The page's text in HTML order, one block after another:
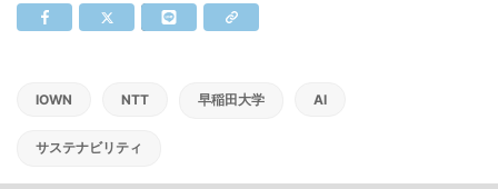
IOWN NTT 早稲田大学 AI
サステナビリティ